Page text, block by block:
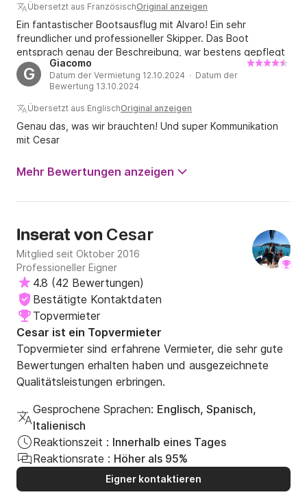
Übersetzt aus FranzösischOriginal anzeigen
Ein fantastischer Bootsausflug mit Alvaro! Ein sehr
freundlicher und professioneller Skipper. Das Boot
entsprach genau der Beschreibung, war bestens gepflegt
und hatte genügend Power, um das Segelerlebnis in vollen
Zügen zu genießen. Alles lief perfekt. Ich kann es
wärmstens für einen wunderschönen Tag auf See
empfehlen. Vielen Dank, Alvaro! ⛵?
G
Giacomo
Datum der Vermietung 12.10.2024 · Datum der
Bewertung 13.10.2024
Übersetzt aus EnglischOriginal anzeigen
Genau das, was wir brauchten! Und super Kommunikation
mit Cesar
Mehr Bewertungen anzeigen
Inserat von Cesar
Mitglied seit Oktober 2016
Professioneller Eigner
4.8 (42 Bewertungen)
Bestätigte Kontaktdaten
Topvermieter
Cesar ist ein Topvermieter
Topvermieter sind erfahrene Vermieter, die sehr gute
Bewertungen erhalten haben und ausgezeichnete
Qualitätsleistungen erbringen.
Gesprochene Sprachen: Englisch, Spanisch,
Italienisch
Reaktionszeit : Innerhalb eines Tages
Reaktionsrate : Höher als 95%
Eigner kontaktieren